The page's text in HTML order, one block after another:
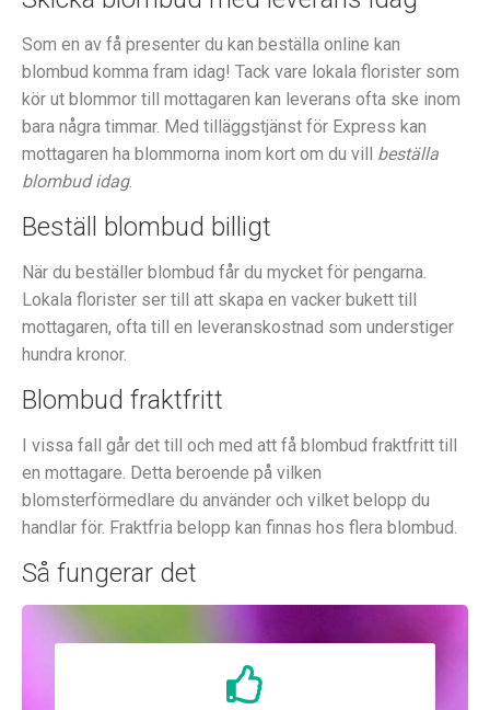
Som en av få presenter du kan beställa online kan
blombud komma fram idag! Tack vare lokala florister som
kör ut blommor till mottagaren kan leverans ofta ske inom
bara några timmar. Med tilläggstjänst för Express kan
mottagaren ha blommorna inom kort om du vill beställa
blombud idag.
Beställ blombud billigt
När du beställer blombud får du mycket för pengarna.
Lokala florister ser till att skapa en vacker bukett till
mottagaren, ofta till en leveranskostnad som understiger
hundra kronor.
Blombud fraktfritt
I vissa fall går det till och med att få blombud fraktfritt till
en mottagare. Detta beroende på vilken
blomsterförmedlare du använder och vilket belopp du
handlar för. Fraktfria belopp kan finnas hos flera blombud.
Så fungerar det